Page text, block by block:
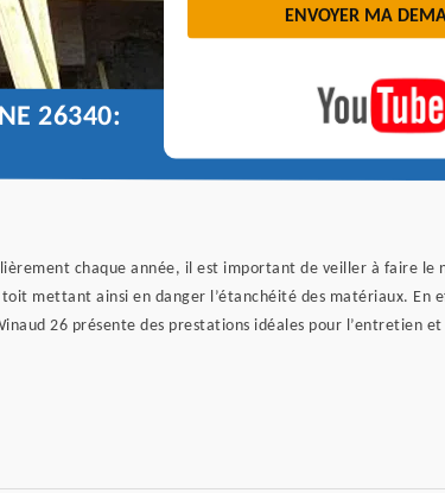
26340:
chaque année, il est important de veiller à faire le
mettant ainsi en danger l’étanchéité des matériaux. En
26 présente des prestations idéales pour l’entretien